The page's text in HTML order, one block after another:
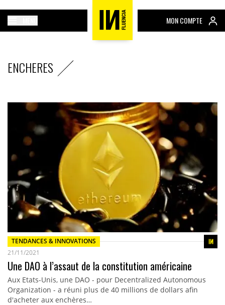
MON COMPTE
ENCHERES
TENDANCES & INNOVATIONS
21/11/2021
Une DAO à l’assaut de la constitution américaine
Aux Etats-Unis, une DAO - pour Decentralized Autonomous
Organization - a réuni plus de 40 millions de dollars afin
d'acheter aux enchères…